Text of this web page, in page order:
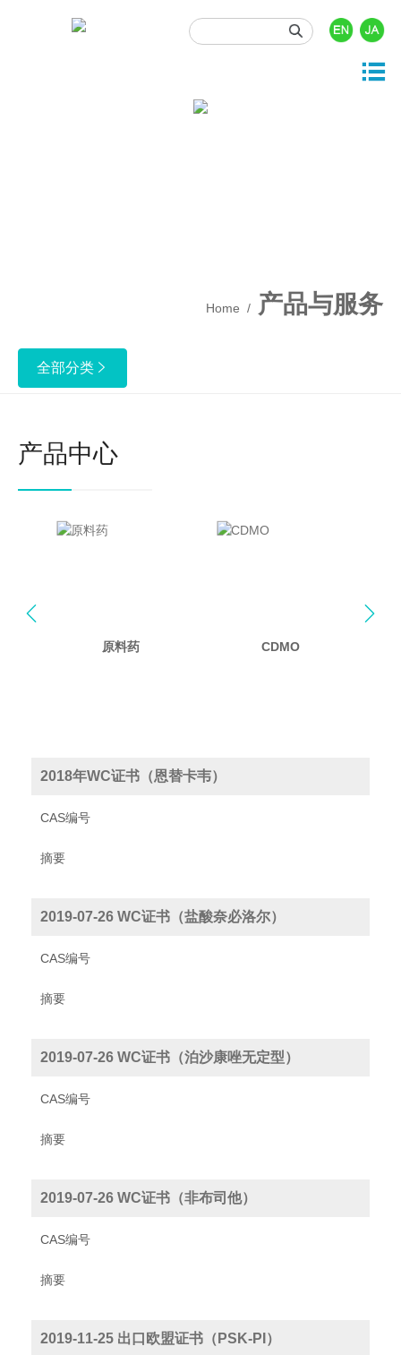

关于我们
产品与服务
新闻资讯
投资者关系
人力资源
Home / 产品与服务
全部分类 
产品中心
原料药 CDMO
 
2018年WC证书（恩替卡韦）
CAS编号
摘要
2019-07-26 WC证书（盐酸奈必洛尔）
CAS编号
摘要
2019-07-26 WC证书（泊沙康唑无定型）
CAS编号
摘要
2019-07-26 WC证书（非布司他）
CAS编号
摘要
2019-11-25 出口欧盟证书（PSK-PI）